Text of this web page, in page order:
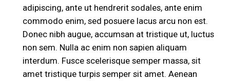
adipiscing, ante ut hendrerit sodales, ante enim
commodo enim, sed posuere lacus arcu non est.
Donec nibh augue, accumsan at tristique ut, luctus
non sem. Nulla ac enim non sapien aliquam
interdum. Fusce scelerisque semper massa, sit
amet tristique turpis semper sit amet. Aenean